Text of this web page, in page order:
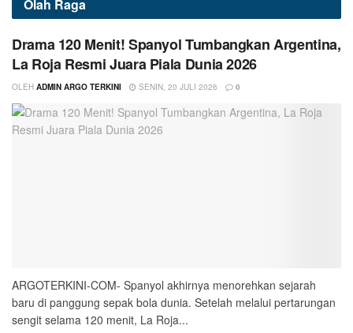
Olah Raga
Drama 120 Menit! Spanyol Tumbangkan Argentina,
La Roja Resmi Juara Piala Dunia 2026
OLEH ADMIN ARGO TERKINI SENIN, 20 JULI 2026 0
ARGOTERKINI-COM- Spanyol akhirnya menorehkan sejarah
baru di panggung sepak bola dunia. Setelah melalui pertarungan
sengit selama 120 menit, La Roja...